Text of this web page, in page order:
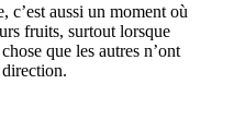
c’est aussi un moment où
fruits, surtout lorsque
que les autres n’ont
direction.